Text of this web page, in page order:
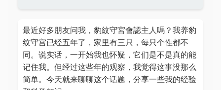
最近好多朋友问我，豹紋守宮會認主人嗎？我养豹
纹守宫已经五年了，家里有三只，每只个性都不
同。说实话，一开始我也怀疑，它们是不是真的能
记住我。但经过这些年的观察，我觉得这事没那么
简单。今天就来聊聊这个话题，分享一些我的经验